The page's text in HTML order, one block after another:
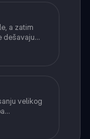
a zatim
dešavaju
u rečima
i mestu
velikog
u